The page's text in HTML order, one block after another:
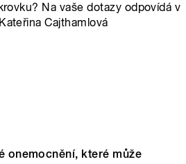
Na vaše dotazy odpovídá v
Cajthamlová
onemocnění, které může